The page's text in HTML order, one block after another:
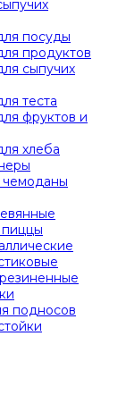
посуды
продуктов
сыпучих
теста
фруктов и
хлеба
чемоданы
подносов